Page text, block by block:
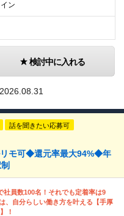
ン
検討中に入れる
2026.08.31
話を聞きたい応募可
モ可◆還元率最大94%◆年
社員数100名！それでも定着率は9
、自分らしい働き方を叶える【手厚
！